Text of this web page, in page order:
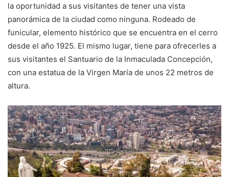
la oportunidad a sus visitantes de tener una vista
panorámica de la ciudad como ninguna. Rodeado de
funicular, elemento histórico que se encuentra en el cerro
desde el año 1925. El mismo lugar, tiene para ofrecerles a
sus visitantes el Santuario de la Inmaculada Concepción,
con una estatua de la Virgen María de unos 22 metros de
altura.